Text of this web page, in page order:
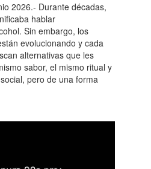
2026.- Durante décadas,
hablar
Sin embargo, los
evolucionando y cada
alternativas que les
sabor, el mismo ritual y
pero de una forma